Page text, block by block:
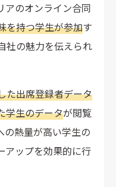
アのオンライン合同
を持つ学生が参加す
社の魅力を伝えられ
た出席登録者データ
学生のデータが閲覧
の熱量が高い学生の
アップを効果的に行